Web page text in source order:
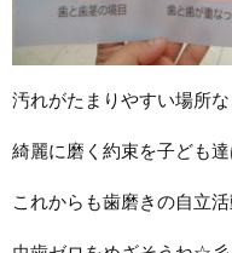
汚れがたまりやすい場所
綺麗に磨く約束を子ども
これからも歯磨きの自立